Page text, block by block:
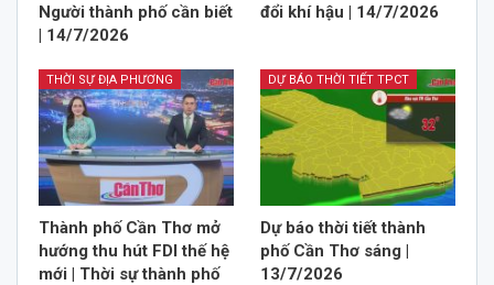
Người thành phố cần biết
| 14/7/2026
đổi khí hậu | 14/7/2026
THỜI SỰ ĐỊA PHƯƠNG
Thành phố Cần Thơ mở
hướng thu hút FDI thế hệ
mới | Thời sự thành phố
DỰ BÁO THỜI TIẾT TPCT
Dự báo thời tiết thành
phố Cần Thơ sáng |
13/7/2026